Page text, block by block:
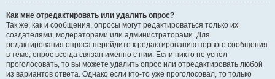
Как мне отредактировать или удалить опрос?
Так же, как и сообщения, опросы могут редактироваться только их
создателями, модераторами или администраторами. Для
редактирования опроса перейдите к редактированию первого сообщения
в теме; опрос всегда связан именно с ним. Если никто не успел
проголосовать, то вы можете удалить опрос или отредактировать любой
из вариантов ответа. Однако если кто-то уже проголосовал, то только